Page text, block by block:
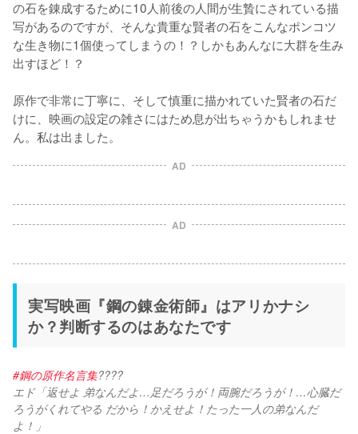
の石を錬成するために10人前後の人間が生贄にされている描
写があるのですが、そんな貴重な賢者の石をこんなポンコツ
な生き物に1個使ってしまうの！？しかもあんなに大群を生み
出すほど！？
原作で非常に丁寧に、そして慎重に描かれていた賢者の石だ
けに、映画の設定の雑さにはため息が出ちゃうかもしれませ
ん。私は出ました。
AD
AD
実写映画『鋼の錬金術師』はアリかナシ
か？判断するのはあなたです
#鋼の原作名言集????
エド「返せよ 弟なんだよ…足だろうが！両腕だろうが！…心臓だ
ろうがくれてやる だから！かえせよ！たった一人の弟なんだ
よ！」